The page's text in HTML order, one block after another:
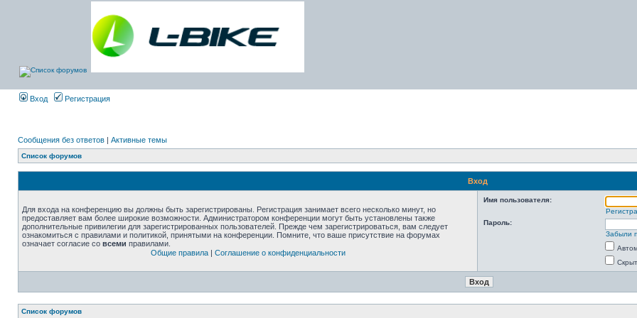
Вход Регистрация
Сообщения без ответов | Активные темы
Список форумов
Вход
Для входа на конференцию вы должны быть зарегистрированы. Регистрация занимает всего несколько минут, но
предоставляет вам более широкие возможности. Администратором конференции могут быть установлены также
дополнительные привилегии для зарегистрированных пользователей. Прежде чем зарегистрироваться, вам следует
ознакомиться с правилами и политикой, принятыми на конференции. Помните, что ваше присутствие на форумах
означает согласие со всеми правилами.
Общие правила| Соглашение о конфиденциальности
Имя пользователя:
Пароль:
Забыли
Список форумов